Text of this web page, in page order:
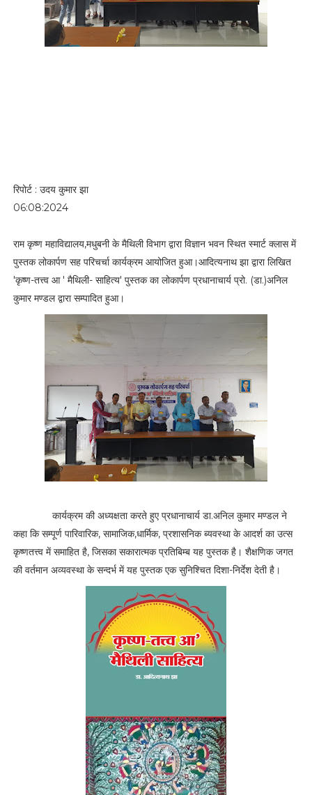
रिपोर्ट : उदय कुमार झा
06:08:2024
राम कृष्ण महाविद्यालय,मधुबनी के मैथिली विभाग द्वारा विज्ञान भवन स्थित स्मार्ट क्लास में
पुस्तक लोकार्पण सह परिचर्चा कार्यक्रम आयोजित हुआ।आदित्यनाथ झा द्वारा लिखित
'कृष्ण-तत्त्व आ ' मैथिली- साहित्य' पुस्तक का लोकार्पण प्रधानाचार्य प्रो. (डा.)अनिल
कुमार मण्डल द्वारा सम्पादित हुआ।
कार्यक्रम की अध्यक्षता करते हुए प्रधानाचार्य डा.अनिल कुमार मण्डल ने
कहा कि सम्पूर्ण पारिवारिक, सामाजिक,धार्मिक, प्रशासनिक ब्यवस्था के आदर्श का उत्स
कृष्णतत्त्व में समाहित है, जिसका सकारात्मक प्रतिबिम्ब यह पुस्तक है। शैक्षणिक जगत
की वर्तमान अव्यवस्था के सन्दर्भ में यह पुस्तक एक सुनिश्चित दिशा-निर्देश देती है।